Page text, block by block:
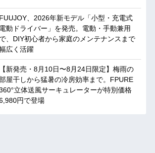
FUUJOY、2026年新モデル「小型・充電式
電動ドライバー」を発売。電動・手動兼用
で、DIY初心者から家庭のメンテナンスまで
広く活躍
【新発売・8月10日〜8月24日限定】梅雨の
屋干しから猛暑の冷房効率まで。FPURE
立体送風サーキュレーターが特別価格
円で登場